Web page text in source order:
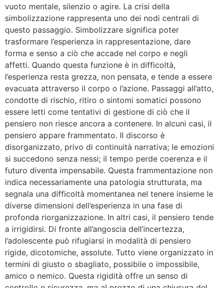
vuoto mentale, silenzio o agire. La crisi della
simbolizzazione rappresenta uno dei nodi centrali di
questo passaggio. Simbolizzare significa poter
trasformare l’esperienza in rappresentazione, dare
forma e senso a ciò che accade nel corpo e negli
affetti. Quando questa funzione è in difficoltà,
l’esperienza resta grezza, non pensata, e tende a essere
evacuata attraverso il corpo o l’azione. Passaggi all’atto,
condotte di rischio, ritiro o sintomi somatici possono
essere letti come tentativi di gestione di ciò che il
pensiero non riesce ancora a contenere. In alcuni casi, il
pensiero appare frammentato. Il discorso è
disorganizzato, privo di continuità narrativa; le emozioni
si succedono senza nessi; il tempo perde coerenza e il
futuro diventa impensabile. Questa frammentazione non
indica necessariamente una patologia strutturata, ma
segnala una difficoltà momentanea nel tenere insieme le
diverse dimensioni dell’esperienza in una fase di
profonda riorganizzazione. In altri casi, il pensiero tende
a irrigidirsi. Di fronte all’angoscia dell’incertezza,
l’adolescente può rifugiarsi in modalità di pensiero
rigide, dicotomiche, assolute. Tutto viene organizzato in
termini di giusto o sbagliato, possibile o impossibile,
amico o nemico. Questa rigidità offre un senso di